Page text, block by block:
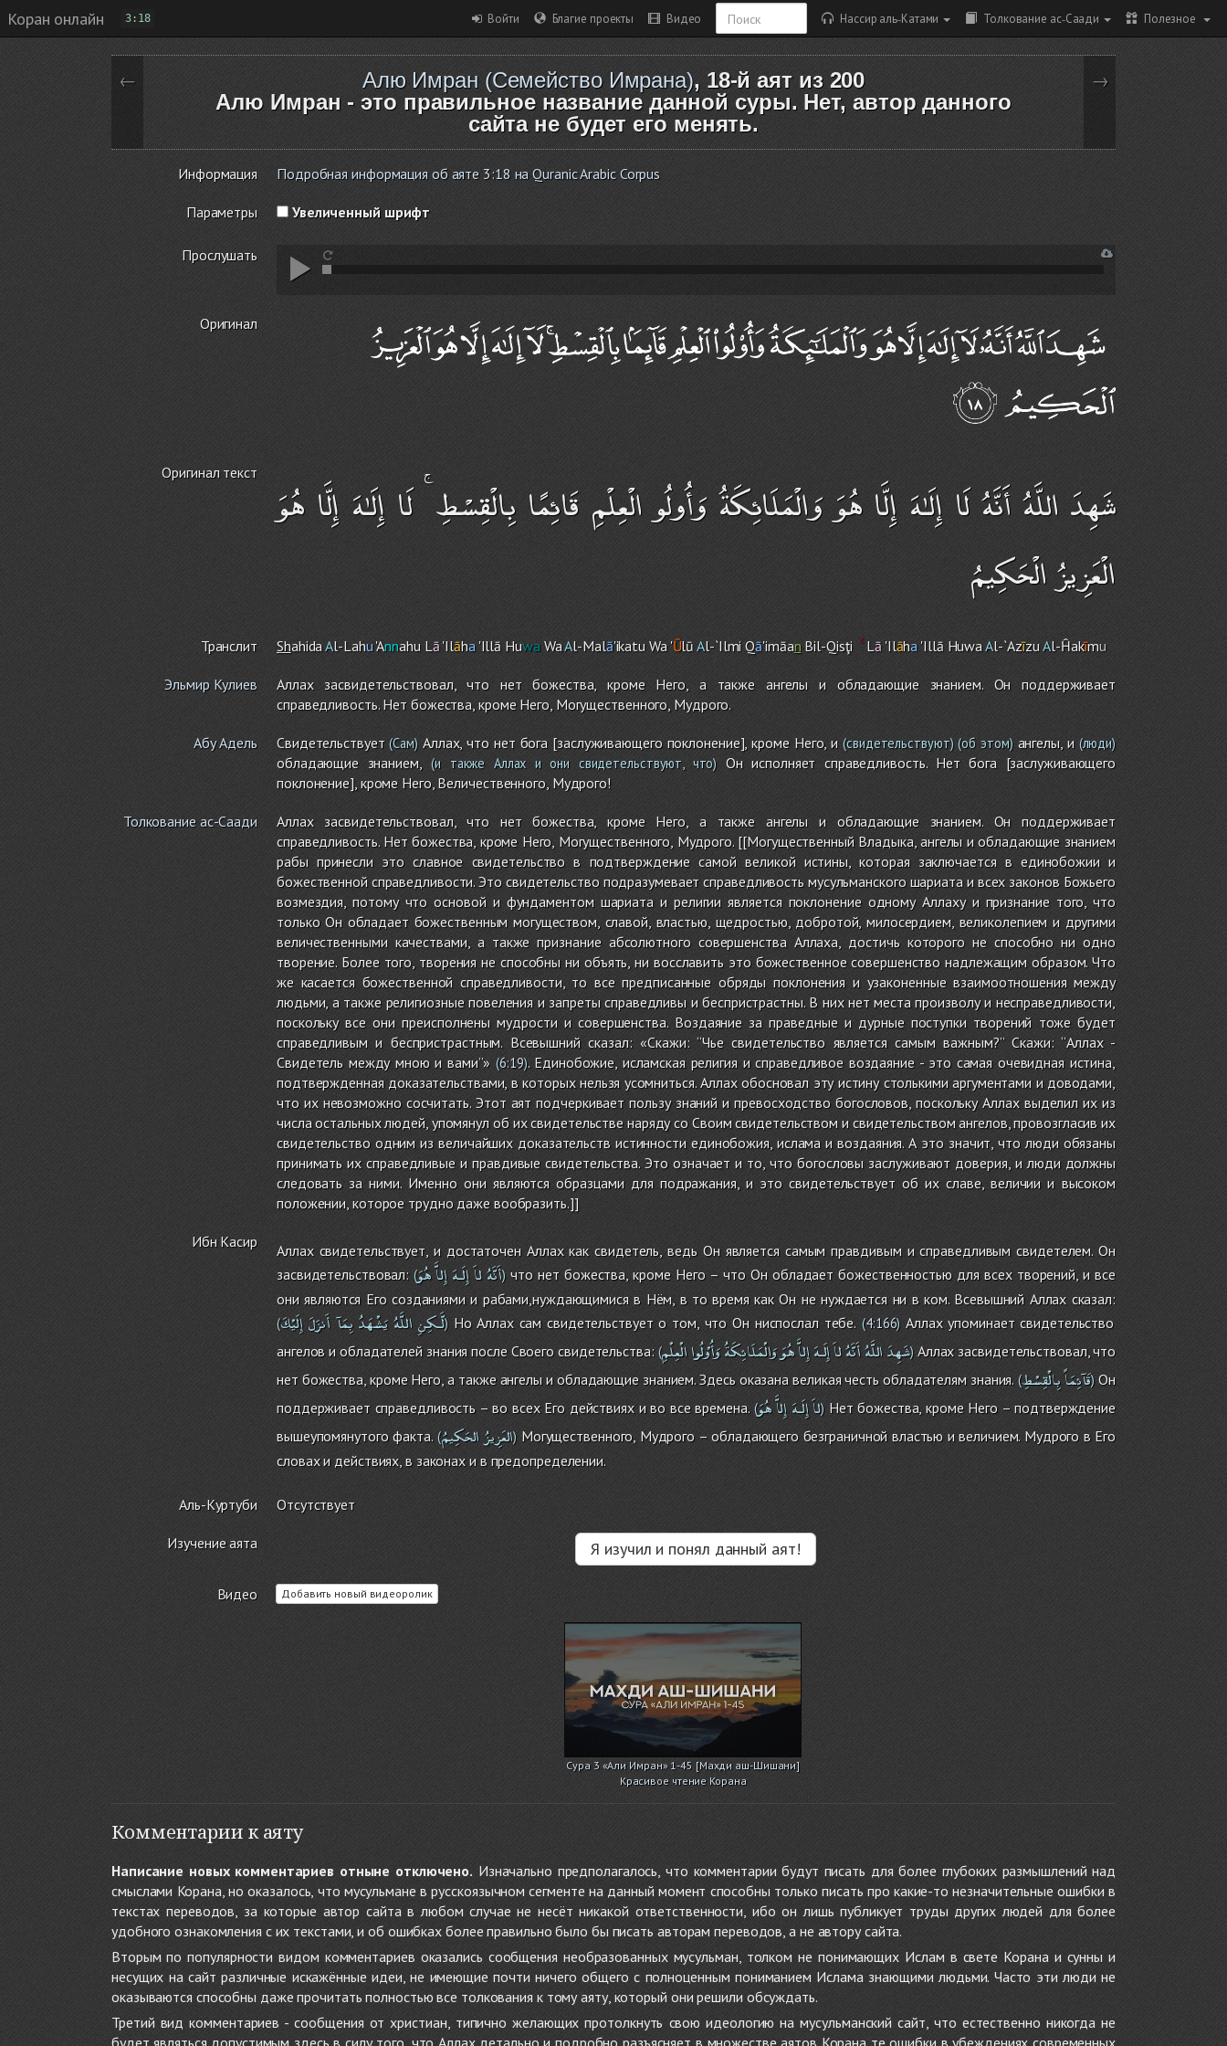
Коран онлайн 3:18 Войти Благие проекты Видео Нассир аль-Катами Толкование ас-Саади Полезное
← Алю Имран (Семейство Имрана), 18-й аят из 200
Алю Имран - это правильное название данной суры. Нет, автор данного
сайта не будет его менять.
→
Информация Подробная информация об аяте 3:18 на Quranic Arabic Corpus
Параметры Увеличенный шрифт
Прослушать
Оригинал
Оригинал текст
شَهِدَ اللَّهُ أَنَّهُ لَا إِلَـٰهَ إِلَّا هُوَ وَالْمَلَائِكَةُ وَأُولُو الْعِلْمِ قَائِمًا بِالْقِسْطِ ۚ لَا إِلَـٰهَ إِلَّا هُوَ
الْعَزِيزُ الْحَكِيمُ
Транслит ShahidaAl-Lahu'Annahu Lā'Ilāha'Illā HuwaWaAl-Malā'ikatu Wa 'ŪlūAl-`Ilmi Qā'imāanBil-QisţiLā'Ilāha 'Illā HuwaAl-`AzīzuAl-Ĥakīmu
Эльмир Кулиев
Аллах засвидетельствовал, что нет божества, кроме Него, а также ангелы и обладающие знанием. Он поддерживает
справедливость. Нет божества, кроме Него, Могущественного, Мудрого.
Абу Адель Свидетельствует(Сам)Аллах, что нет бога [заслуживающего поклонение], кроме Него, и (свидетельствуют)(об этом)ангелы, и(люди)
обладающие знанием, (и также Аллах и они свидетельствуют, что) Он исполняет справедливость. Нет бога [заслуживающего
поклонение], кроме Него, Величественного, Мудрого!
Толкование ас-Саади
Аллах засвидетельствовал, что нет божества, кроме Него, а также ангелы и обладающие знанием. Он поддерживает
справедливость. Нет божества, кроме Него, Могущественного, Мудрого. [[Могущественный Владыка, ангелы и обладающие знанием
рабы принесли это славное свидетельство в подтверждение самой великой истины, которая заключается в единобожии и
божественной справедливости. Это свидетельство подразумевает справедливость мусульманского шариата и всех законов Божьего
возмездия, потому что основой и фундаментом шариата и религии является поклонение одному Аллаху и признание того, что
только Он обладает божественным могуществом, славой, властью, щедростью, добротой, милосердием, великолепием и другими
величественными качествами, а также признание абсолютного совершенства Аллаха, достичь которого не способно ни одно
творение. Более того, творения не способны ни объять, ни восславить это божественное совершенство надлежащим образом. Что
же касается божественной справедливости, то все предписанные обряды поклонения и узаконенные взаимоотношения между
людьми, а также религиозные повеления и запреты справедливы и беспристрастны. В них нет места произволу и несправедливости,
поскольку все они преисполнены мудрости и совершенства. Воздаяние за праведные и дурные поступки творений тоже будет
справедливым и беспристрастным. Всевышний сказал: «Скажи: “Чье свидетельство является самым важным?” Скажи: “Аллах -
Свидетель между мною и вами”» (6:19). Единобожие, исламская религия и справедливое воздаяние - это самая очевидная истина,
подтвержденная доказательствами, в которых нельзя усомниться. Аллах обосновал эту истину столькими аргументами и доводами,
что их невозможно сосчитать. Этот аят подчеркивает пользу знаний и превосходство богословов, поскольку Аллах выделил их из
числа остальных людей, упомянул об их свидетельстве наряду со Своим свидетельством и свидетельством ангелов, провозгласив их
свидетельство одним из величайших доказательств истинности единобожия, ислама и воздаяния. А это значит, что люди обязаны
принимать их справедливые и правдивые свидетельства. Это означает и то, что богословы заслуживают доверия, и люди должны
следовать за ними. Именно они являются образцами для подражания, и это свидетельствует об их славе, величии и высоком
положении, которое трудно даже вообразить.]]
Ибн Касир
Аллах свидетельствует, и достаточен Аллах как свидетель, ведь Он является самым правдивым и справедливым свидетелем. Он
засвидетельствовал: ( أَنَّهُلاَإِلَـهَإِلاَّهُوَ )что нет божества, кроме Него – что Он обладает божественностью для всех творений, и все
они являются Его созданиями и рабами,нуждающимися в Нём, в то время как Он не нуждается ни в ком. Всевышний Аллах сказал:
( لَّـكِنِاللَّهُيَشْهَدُبِمَآأَنزَلَإِلَيْكَ )Но Аллах сам свидетельствует о том, что Он ниспослал тебе. (4:166) Аллах упоминает свидетельство
ангелов и обладателей знания после Своего свидетельства:( شَهِدَاللَّهُأَنَّهُلاَإِلَـهَإِلاَّهُوَوَالْمَلَائِكَةُوَأُوْلُواالْعِلْمِ )Аллах засвидетельствовал, что
нет божества, кроме Него, а также ангелы и обладающие знанием. Здесь оказана великая честь обладателям знания. ( قَآئِمَاًبِالْقِسْطِ ) Он
поддерживает справедливость – во всех Его действиях и во все времена. ( لاَإِلَـهَإِلاَّهُوَ ) Нет божества, кроме Него – подтверждение
вышеупомянутого факта. ( العَزِيزُالحَكِيمُ ) Могущественного, Мудрого – обладающего безграничной властью и величием. Мудрого в Его
словах и действиях, в законах и в предопределении.
Аль-Куртуби Отсутствует
Изучение аята Я изучил и понял данный аят!
Видео Добавить новый видеоролик
Сура 3 «Али Имран» 1-45 [Махди аш-Шишани]
Красивое чтение Корана
Комментарии к аяту
Написание новых комментариев отныне отключено. Изначально предполагалось, что комментарии будут писать для более глубоких размышлений над
смыслами Корана, но оказалось, что мусульмане в русскоязычном сегменте на данный момент способны только писать про какие-то незначительные ошибки в
текстах переводов, за которые автор сайта в любом случае не несёт никакой ответственности, ибо он лишь публикует труды других людей для более
удобного ознакомления с их текстами, и об ошибках более правильно было бы писать авторам переводов, а не автору сайта.
Вторым по популярности видом комментариев оказались сообщения необразованных мусульман, толком не понимающих Ислам в свете Корана и сунны и
несущих на сайт различные искажённые идеи, не имеющие почти ничего общего с полноценным пониманием Ислама знающими людьми. Часто эти люди не
оказываются способны даже прочитать полностью все толкования к тому аяту, который они решили обсуждать.
Третий вид комментариев - сообщения от христиан, типично желающих протолкнуть свою идеологию на мусульманский сайт, что естественно никогда не
будет являться допустимым здесь в силу того, что Аллах детально и подробно разъясняет в множестве аятов Корана те ошибки в убеждениях современных